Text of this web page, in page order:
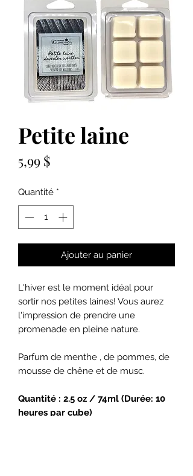
Petite laine
5,99 $
Quantité *
Ajouter au panier
L'hiver est le moment idéal pour
sortir nos petites laines! Vous aurez
l'impression de prendre une
promenade en pleine nature.
Parfum de menthe , de pommes, de
mousse de chêne et de musc.
Quantité : 2.5 oz / 74ml (Durée: 10
heures par cube)